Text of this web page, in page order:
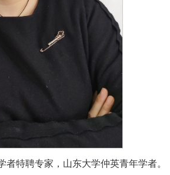
特聘专家，山东大学仲英青年学者。